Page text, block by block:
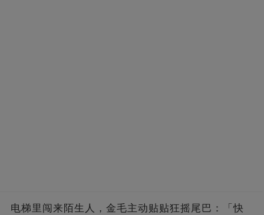
电梯里闯来陌生人，金毛主动贴贴狂摇尾巴：「快